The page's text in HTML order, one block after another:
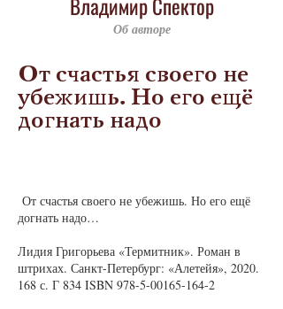
Владимир Спектор
Об авторе
От счастья своего не
убежишь. Но его ещё
догнать надо
От счастья сво­е­го не убе­жишь. Но его ещё
до­гнать на­до…
Ли­дия Гри­горь­е­ва «Тер­мит­ник». Ро­ман в
штри­хах. Санкт-Пе­тер­бург: «Але­тейя», 2020.
168 с. Г 834 ISBN 978-5-00165-164-2